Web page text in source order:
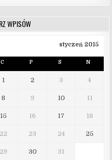
WPISÓW
styczeń 2015
C P S N
1 2 3 4
8 9 10 11
15 16 17 18
22 23 24 25
29 30 31